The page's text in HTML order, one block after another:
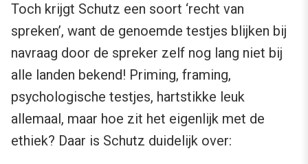
Toch krijgt Schutz een soort ‘recht van
spreken’, want de genoemde testjes blijken bij
navraag door de spreker zelf nog lang niet bij
alle landen bekend! Priming, framing,
psychologische testjes, hartstikke leuk
allemaal, maar hoe zit het eigenlijk met de
ethiek? Daar is Schutz duidelijk over: